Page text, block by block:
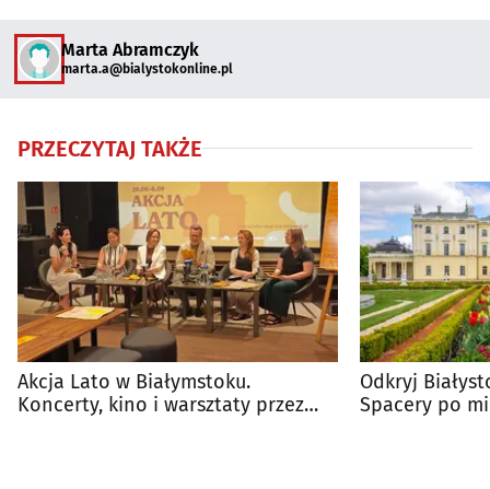
Marta Abramczyk
marta.a@bialystokonline.pl
PRZECZYTAJ TAKŻE
Akcja Lato w Białymstoku.
Koncerty, kino i warsztaty przez
Odkryj
Spacery po